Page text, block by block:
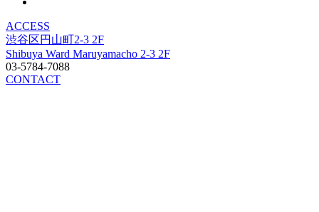
ACCESS
渋谷区円山町2-3 2F
Shibuya Ward Maruyamacho 2-3 2F
03-5784-7088
CONTACT